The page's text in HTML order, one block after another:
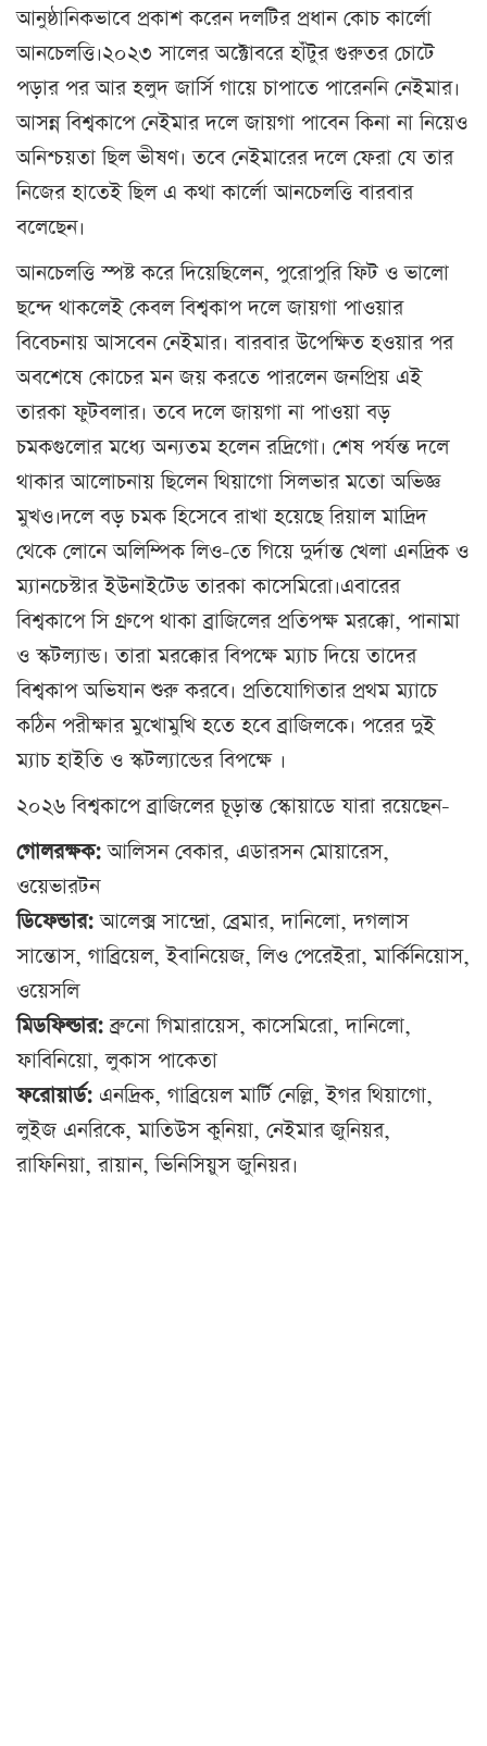
আনুষ্ঠানিকভাবে প্রকাশ করেন দলটির প্রধান কোচ কার্লো
আনচেলত্তি।২০২৩ সালের অক্টোবরে হাঁটুর গুরুতর চোটে
পড়ার পর আর হলুদ জার্সি গায়ে চাপাতে পারেননি নেইমার।
আসন্ন বিশ্বকাপে নেইমার দলে জায়গা পাবেন কিনা না নিয়েও
অনিশ্চয়তা ছিল ভীষণ। তবে নেইমারের দলে ফেরা যে তার
নিজের হাতেই ছিল এ কথা কার্লো আনচেলত্তি বারবার
বলেছেন।
আনচেলত্তি স্পষ্ট করে দিয়েছিলেন, পুরোপুরি ফিট ও ভালো
ছন্দে থাকলেই কেবল বিশ্বকাপ দলে জায়গা পাওয়ার
বিবেচনায় আসবেন নেইমার। বারবার উপেক্ষিত হওয়ার পর
অবশেষে কোচের মন জয় করতে পারলেন জনপ্রিয় এই
তারকা ফুটবলার। তবে দলে জায়গা না পাওয়া বড়
চমকগুলোর মধ্যে অন্যতম হলেন রদ্রিগো। শেষ পর্যন্ত দলে
থাকার আলোচনায় ছিলেন থিয়াগো সিলভার মতো অভিজ্ঞ
মুখও।দলে বড় চমক হিসেবে রাখা হয়েছে রিয়াল মাদ্রিদ
থেকে লোনে অলিম্পিক লিও-তে গিয়ে দুর্দান্ত খেলা এনদ্রিক ও
ম্যানচেস্টার ইউনাইটেড তারকা কাসেমিরো।এবারের
বিশ্বকাপে সি গ্রুপে থাকা ব্রাজিলের প্রতিপক্ষ মরক্কো, পানামা
ও স্কটল্যান্ড। ​তারা মরক্কোর বিপক্ষে ম্যাচ দিয়ে তাদের
বিশ্বকাপ অভিযান শুরু করবে। প্রতিযোগিতার প্রথম ম্যাচে
কঠিন পরীক্ষার মুখোমুখি হতে হবে ব্রাজিলকে। পরের দুই
ম্যাচ হাইতি ও স্কটল্যান্ডের বিপক্ষে ।
২০২৬ বিশ্বকাপে ব্রাজিলের চূড়ান্ত স্কোয়াডে যারা রয়েছেন-
গোলরক্ষক:আলিসন বেকার, এডারসন মোয়ারেস,
ওয়েভারটন
ডিফেন্ডার:আলেক্স সান্দ্রো, ব্রেমার, দানিলো, দগলাস
সান্তোস, গাব্রিয়েল, ইবানিয়েজ, লিও পেরেইরা, মার্কিনিয়োস,
ওয়েসলি
মিডফিল্ডার: ব্রুনো গিমারায়েস, কাসেমিরো, দানিলো,
ফাবিনিয়ো, লুকাস পাকেতা
ফরোয়ার্ড: এনদ্রিক, গাব্রিয়েল মার্টি নেল্লি, ইগর থিয়াগো,
লুইজ এনরিকে, মাতিউস কুনিয়া, নেইমার জুনিয়র,
রাফিনিয়া, রায়ান, ভিনিসিয়ুস জুনিয়র।